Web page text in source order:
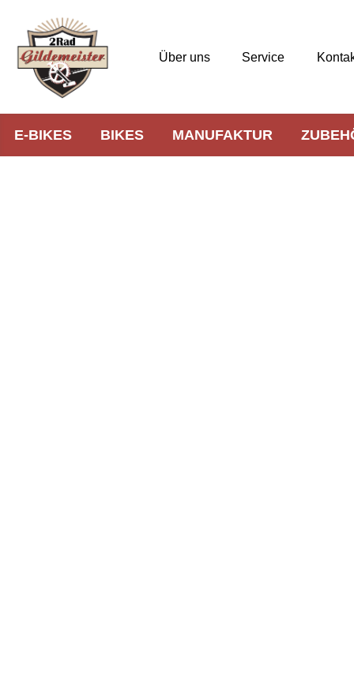
Über uns Service
E-BIKES BIKES MANUFAKTUR